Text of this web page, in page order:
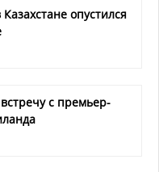
опустился
с премьер-